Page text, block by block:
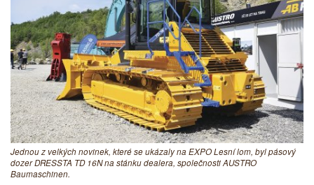
Jednou z velkých novinek, které se ukázaly na EXPO Lesní lom, byl pásový
dozer DRESSTA TD 16N na stánku dealera, společnosti AUSTRO
Baumaschinen.